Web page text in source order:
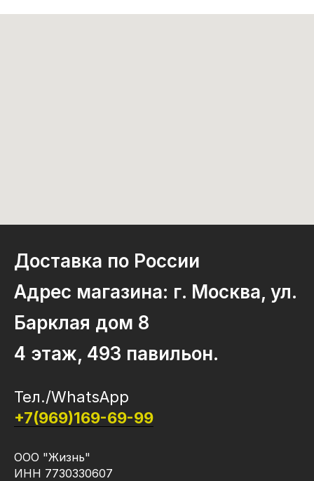
Доставка по России
Адрес магазина: г. Москва, ул.
Барклая дом 8
4 этаж, 493 павильон.
Тел./WhatsApp
+7(969)169-69-99
ООО "Жизнь"
ИНН 7730330607